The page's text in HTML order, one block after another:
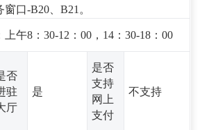
口-B20、B21。
午8：30-12：00，14：30-18：00
否
驻
厅
是
是否
支持
网上
支付
不支持